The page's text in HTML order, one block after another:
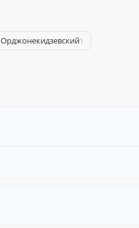
Орджонекидзевский1